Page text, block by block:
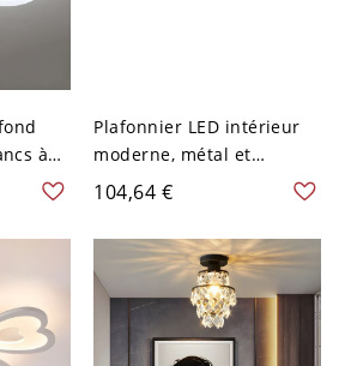
à
V 3
Plafonnier LED intérieur
moderne, métal et
acrylique en brun - 110 V-
120 V 4 Blanc
104,64 €